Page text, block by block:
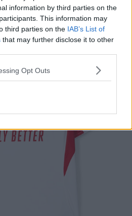
information by third parties on the
This information may
third parties on the IAB’s List of
that may further disclose it to other
Opt Outs
25-26